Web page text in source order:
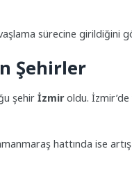
sürecine girildiğini
Şehirler
şehirİzmiroldu. İzmir’de
hattında ise artış